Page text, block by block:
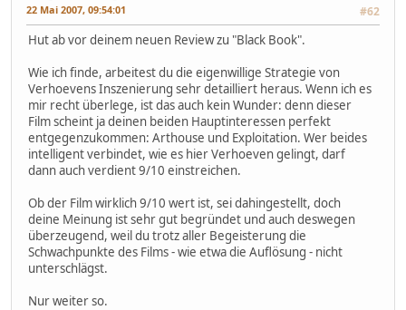
22 Mai 2007, 09:54:01 #62
Hut ab vor deinem neuen Review zu "Black Book".
Wie ich finde, arbeitest du die eigenwillige Strategie von
Verhoevens Inszenierung sehr detailliert heraus. Wenn ich es
mir recht überlege, ist das auch kein Wunder: denn dieser
Film scheint ja deinen beiden Hauptinteressen perfekt
entgegenzukommen: Arthouse und Exploitation. Wer beides
intelligent verbindet, wie es hier Verhoeven gelingt, darf
dann auch verdient 9/10 einstreichen.
Ob der Film wirklich 9/10 wert ist, sei dahingestellt, doch
deine Meinung ist sehr gut begründet und auch deswegen
überzeugend, weil du trotz aller Begeisterung die
Schwachpunkte des Films - wie etwa die Auflösung - nicht
unterschlägst.
Nur weiter so.